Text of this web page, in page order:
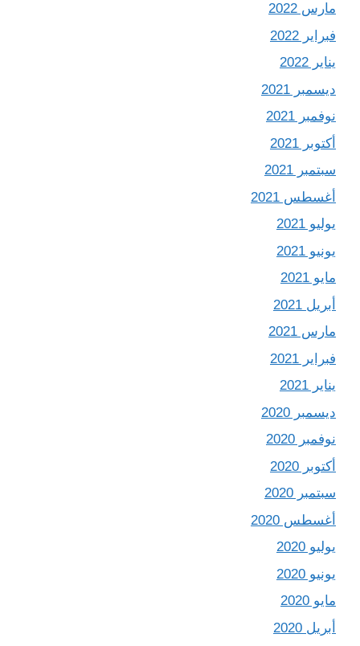
مارس 2022
فبراير 2022
يناير 2022
ديسمبر 2021
نوفمبر 2021
أكتوبر 2021
سبتمبر 2021
أغسطس 2021
يوليو 2021
يونيو 2021
مايو 2021
أبريل 2021
مارس 2021
فبراير 2021
يناير 2021
ديسمبر 2020
نوفمبر 2020
أكتوبر 2020
سبتمبر 2020
أغسطس 2020
يوليو 2020
يونيو 2020
مايو 2020
أبريل 2020